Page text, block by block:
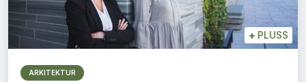
+ PLUSS
ARKITEKTUR